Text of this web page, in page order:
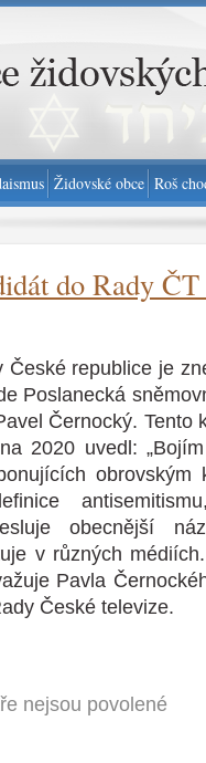
do Rady
České republice je
Poslanecká
Černocký. Tento
2020 uvedl:
obrovským
obecnější
v různých
Pavla
České televize.
nejsou povolené
Židovské obce Roš